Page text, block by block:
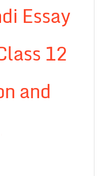
Essay
12
and